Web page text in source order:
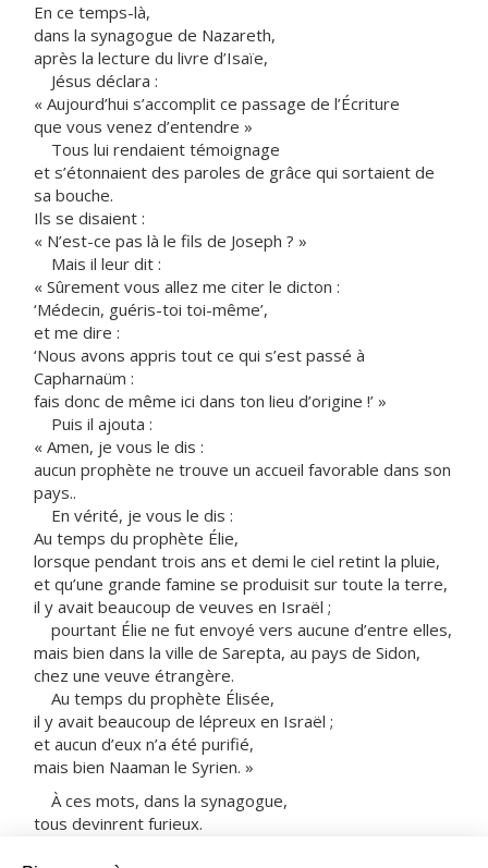
En ce temps-là,
dans la synagogue de Nazareth,
après la lecture du livre d’Isaïe,
Jésus déclara :
« Aujourd’hui s’accomplit ce passage de l’Écriture
que vous venez d’entendre »
Tous lui rendaient témoignage
et s’étonnaient des paroles de grâce qui sortaient de
sa bouche.
Ils se disaient :
« N’est-ce pas là le fils de Joseph ? »
Mais il leur dit :
« Sûrement vous allez me citer le dicton :
‘Médecin, guéris-toi toi-même’,
et me dire :
‘Nous avons appris tout ce qui s’est passé à
Capharnaüm :
fais donc de même ici dans ton lieu d’origine !’ »
Puis il ajouta :
« Amen, je vous le dis :
aucun prophète ne trouve un accueil favorable dans son
pays..
En vérité, je vous le dis :
Au temps du prophète Élie,
lorsque pendant trois ans et demi le ciel retint la pluie,
et qu’une grande famine se produisit sur toute la terre,
il y avait beaucoup de veuves en Israël ;
pourtant Élie ne fut envoyé vers aucune d’entre elles,
mais bien dans la ville de Sarepta, au pays de Sidon,
chez une veuve étrangère.
Au temps du prophète Élisée,
il y avait beaucoup de lépreux en Israël ;
et aucun d’eux n’a été purifié,
mais bien Naaman le Syrien. »
À ces mots, dans la synagogue,
tous devinrent furieux.